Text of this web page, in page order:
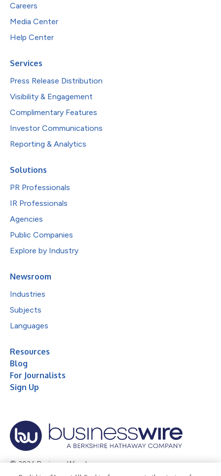
Careers
Media Center
Help Center
Services
Press Release Distribution
Visibility & Engagement
Complimentary Features
Investor Communications
Reporting & Analytics
Solutions
PR Professionals
IR Professionals
Agencies
Public Companies
Explore by Industry
Newsroom
Industries
Subjects
Languages
Resources
Blog
For Journalists
Sign Up
© 2026 Business Wire, Inc.